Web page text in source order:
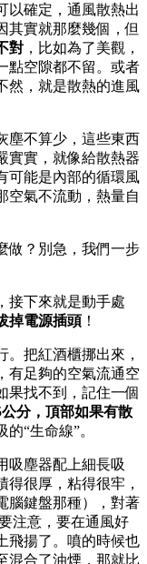
以確定，通風散熱出
其實就那麼幾個，但
對 ，比如為了美觀，
點空隙都不留。或者
然，就是散熱的進風
塵不算少，這些東西
實實，就像給散熱器
可能是內部的循環風
空氣不流動，熱量自
做？別急，我們一步
接下來就是動手處
掉電源插頭 ！
。把紅酒櫃挪出來，
有足夠的空氣流通空
果找不到，記住一個
分，頂部如果有散
“生命線”。
吸塵器配上細長吸
很厚，粘得很牢，
腦鍵盤那種），對著
注意，要在通風好
飛揚了。噴的時候也
混合了油煙，那就比